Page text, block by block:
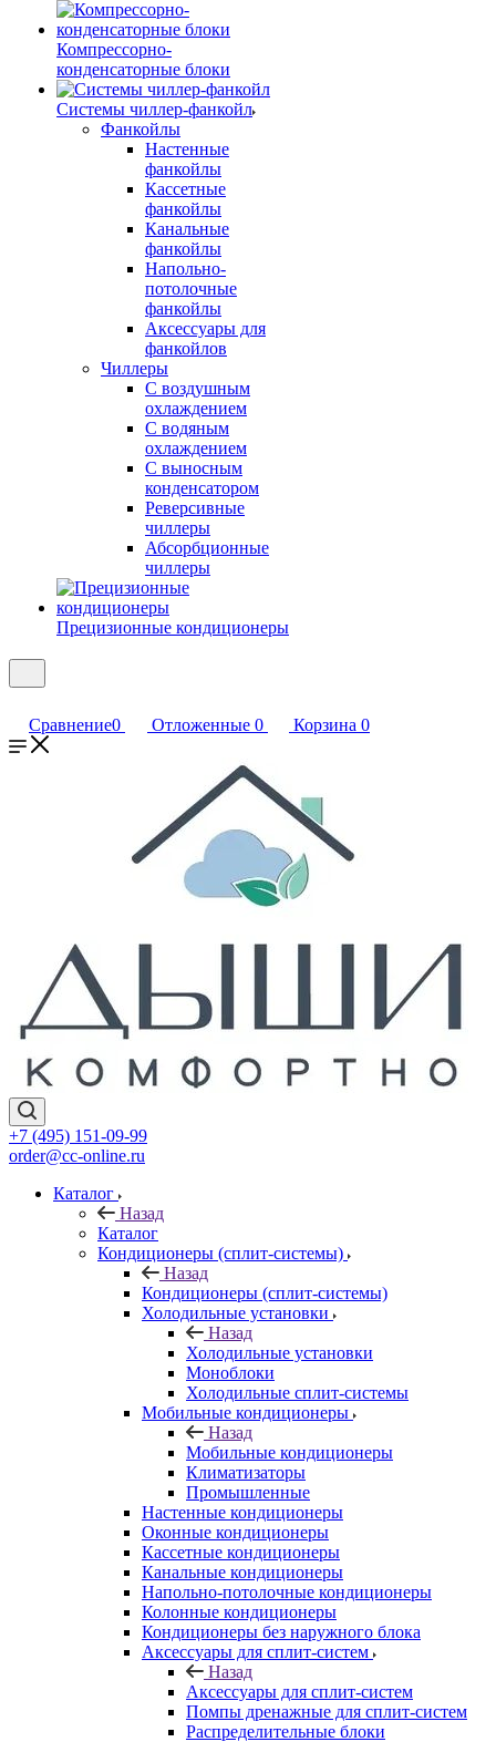
Компрессорно-
конденсаторные блоки
Системы чиллер-фанкойл
Фанкойлы
Настенные
фанкойлы
Кассетные
фанкойлы
Канальные
фанкойлы
Напольно-
потолочные
фанкойлы
Аксессуары для
фанкойлов
Чиллеры
С воздушным
охлаждением
С водяным
охлаждением
С выносным
конденсатором
Реверсивные
чиллеры
Абсорбционные
чиллеры
Прецизионные кондиционеры
Сравнение0 Отложенные 0 Корзина 0
+7 (495) 151-09-99
order@cc-online.ru
Каталог
Назад
Каталог
Кондиционеры (сплит-системы)
Назад
Кондиционеры (сплит-системы)
Холодильные установки
Назад
Холодильные установки
Моноблоки
Холодильные сплит-системы
Мобильные кондиционеры
Назад
Мобильные кондиционеры
Климатизаторы
Промышленные
Настенные кондиционеры
Оконные кондиционеры
Кассетные кондиционеры
Канальные кондиционеры
Напольно-потолочные кондиционеры
Колонные кондиционеры
Кондиционеры без наружного блока
Аксессуары для сплит-систем
Назад
Аксессуары для сплит-систем
Помпы дренажные для сплит-систем
Распределительные блоки